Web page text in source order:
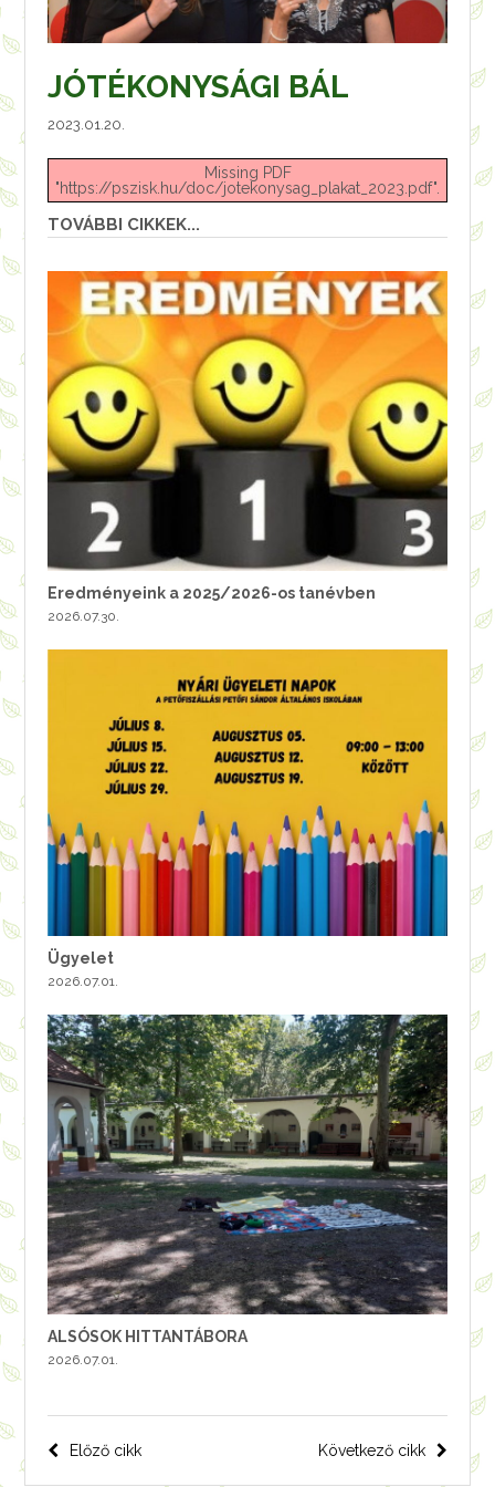
JÓTÉKONYSÁGI BÁL
2023.01.20.
Missing PDF
"https://pszisk.hu/doc/jotekonysag_plakat_2023.pdf".
TOVÁBBI CIKKEK...
Eredményeink a 2025/2026-os tanévben
2026.07.30.
Ügyelet
2026.07.01.
ALSÓSOK HITTANTÁBORA
2026.07.01.
Bejegyzés
Következő cikk
Előző cikk